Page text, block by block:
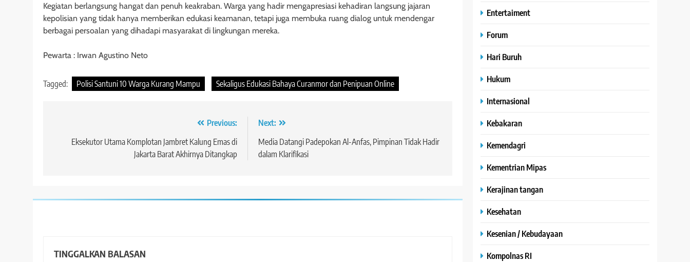
Kegiatan berlangsung hangat dan penuh keakraban. Warga yang hadir mengapresiasi kehadiran langsung jajaran
kepolisian yang tidak hanya memberikan edukasi keamanan, tetapi juga membuka ruang dialog untuk mendengar
berbagai persoalan yang dihadapi masyarakat di lingkungan mereka.
Pewarta : Irwan Agustino Neto
Tagged: Polisi Santuni 10 Warga Kurang Mampu Sekaligus Edukasi Bahaya Curanmor dan Penipuan Online
Previous:
Eksekutor Utama Komplotan Jambret Kalung Emas di
Jakarta Barat Akhirnya Ditangkap
Next:
Media Datangi Padepokan Al-Anfas, Pimpinan Tidak Hadir
dalam Klarifikasi
TINGGALKAN BALASAN
Entertaiment
Forum
Hari Buruh
Hukum
Internasional
Kebakaran
Kemendagri
Kementrian Mipas
Kerajinan tangan
Kesehatan
Kesenian / Kebudayaan
Kompolnas RI